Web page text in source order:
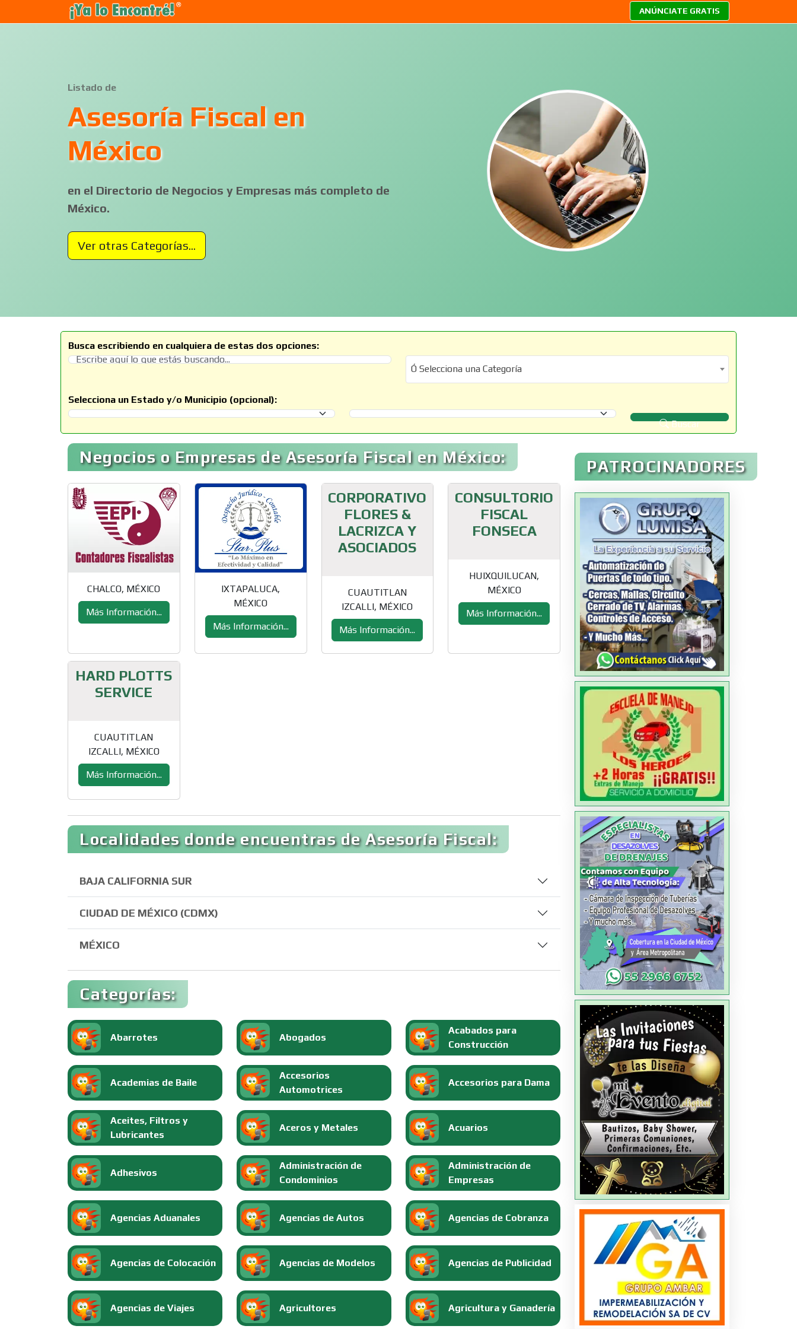
ANÚNCIATE GRATIS
Listado de
Asesoría Fiscal en
México
en el Directorio de Negocios y Empresas más completo de
México.
Ver otras Categorías...
Busca escribiendo en cualquiera de estas dos opciones:
Ó Selecciona una Categoría
Ó Selecciona una Categoría
Selecciona un Estado y/o Municipio (opcional):
Selecciona un Estado
Selecciona un Municipio
Buscar
Negocios o Empresas de Asesoría Fiscal en México:
CHALCO, MÉXICO
Más Información...
IXTAPALUCA,
MÉXICO
Más Información...
CORPORATIVO
FLORES &
LACRIZCA Y
ASOCIADOS
CUAUTITLAN
IZCALLI, MÉXICO
Más Información...
CONSULTORIO
FISCAL
FONSECA
HUIXQUILUCAN,
MÉXICO
Más Información...
HARD PLOTTS
SERVICE
CUAUTITLAN
IZCALLI, MÉXICO
Más Información...
Localidades donde encuentras de Asesoría Fiscal:
BAJA CALIFORNIA SUR
CIUDAD DE MÉXICO (CDMX)
MÉXICO
Categorías:
Abarrotes Abogados
Acabados para
Construcción
Academias de Baile
Accesorios
Automotrices
Accesorios para Dama
Aceites, Filtros y
Lubricantes
Aceros y Metales Acuarios
Adhesivos
Administración de
Condominios
Administración de
Empresas
Agencias Aduanales Agencias de Autos Agencias de Cobranza
Agencias de Colocación Agencias de Modelos Agencias de Publicidad
Agencias de Viajes Agricultores Agricultura y Ganadería
PATROCINADORES